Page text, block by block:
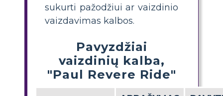
sukurti pažodžiui ar vaizdinio
vaizdavimas kalbos.
Pavyzdžiai
vaizdinių kalba,
"Paul Revere Ride"